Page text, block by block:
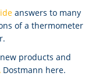
answers to many
of a thermometer
products and
Dostmann here.